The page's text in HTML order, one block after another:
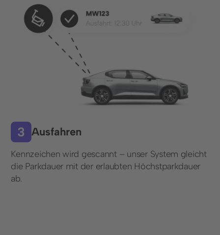
Ausfahren
Kennzeichen wird gescannt – unser System gleicht
die Parkdauer mit der erlaubten Höchstparkdauer
ab.
Kontaktformular
+49 (0) 89 6931 464 91
Kennzeichenerkennung
© 2025 Wemolo GmbH